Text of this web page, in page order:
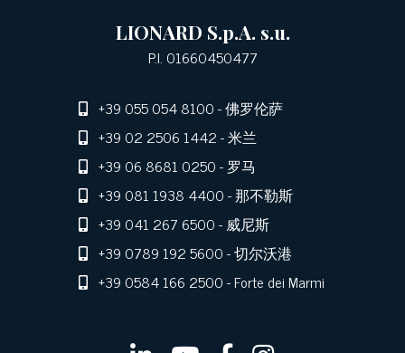
LIONARD S.p.A. s.u.
P.I. 01660450477
+39 055 054 8100- 佛罗伦萨
+39 02 2506 1442- 米兰
+39 06 8681 0250- 罗马
+39 081 1938 4400- 那不勒斯
+39 041 267 6500- 威尼斯
+39 0789 192 5600- 切尔沃港
+39 0584 166 2500- Forte dei Marmi